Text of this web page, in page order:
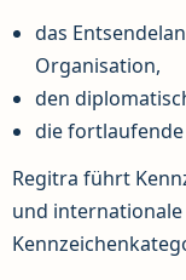
das
Organisation,
den
die
Regitra führt
und